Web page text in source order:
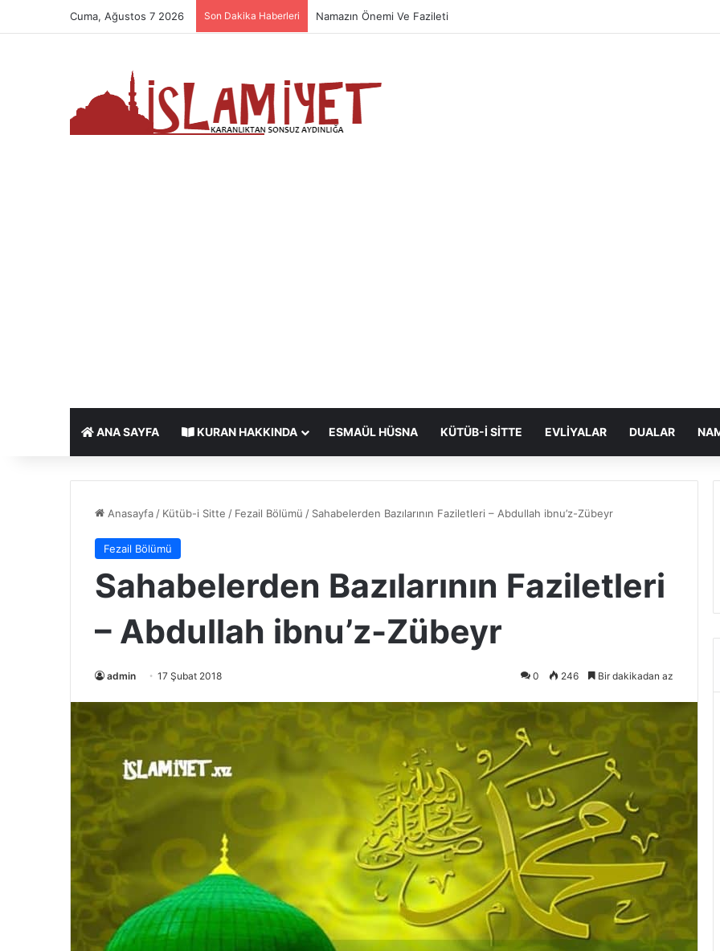
Cuma, Ağustos 7 2026 Son Dakika Haberleri Namazın Önemi Ve Fazileti
ANA SAYFA KURAN HAKKINDA ESMAÜL HÜSNA KÜTÜB-I SITTE EVLIYALAR DUALAR
Anasayfa / Kütüb-i Sitte / Fezail Bölümü / Sahabelerden Bazılarının Faziletleri – Abdullah ibnu’z-Zübeyr
Fezail Bölümü
Sahabelerden Bazılarının Faziletleri
– Abdullah ibnu’z-Zübeyr
admin 17 Şubat 2018 0 246 Bir dakikadan az